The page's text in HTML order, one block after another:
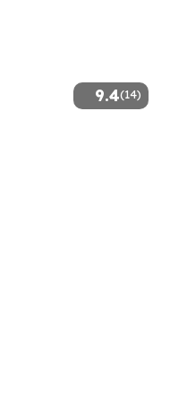
9.4(14)